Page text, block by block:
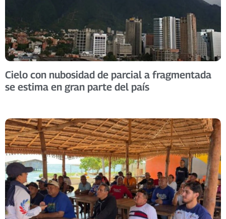
Cielo con nubosidad de parcial a fragmentada
se estima en gran parte del país